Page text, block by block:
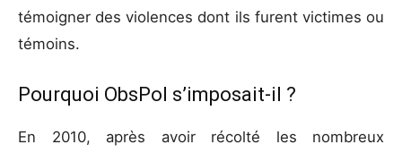
témoigner des violences dont ils furent victimes ou
témoins.
Pourquoi ObsPol s’imposait-il ?
En 2010, après avoir récolté les nombreux